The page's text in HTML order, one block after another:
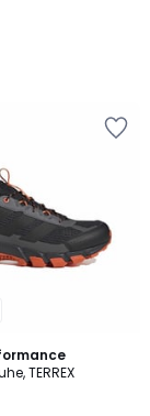
TERREX